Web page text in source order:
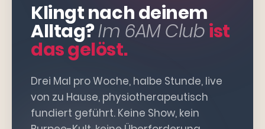
Klingt nach deinem
Alltag?Im 6AM Clubist
das gelöst.
Drei Mal pro Woche, halbe Stunde, live
von zu Hause, physiotherapeutisch
fundiert geführt. Keine Show, kein